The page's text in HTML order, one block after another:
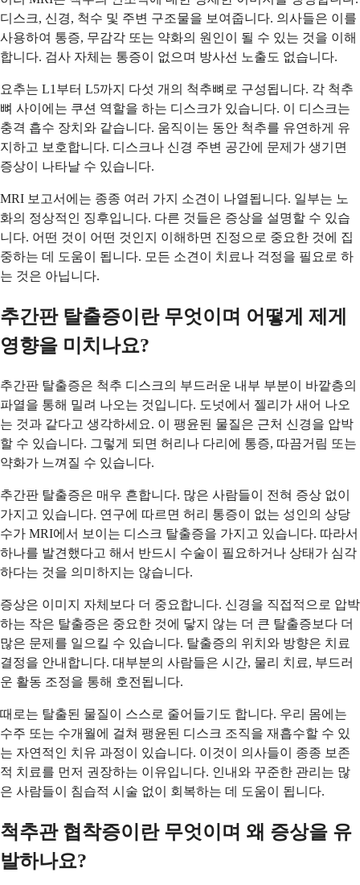
디스크, 신경, 척수 및 주변 구조물을 보여줍니다. 의사들은 이를
사용하여 통증, 무감각 또는 약화의 원인이 될 수 있는 것을 이해
합니다. 검사 자체는 통증이 없으며 방사선 노출도 없습니다.
요추는 L1부터 L5까지 다섯 개의 척추뼈로 구성됩니다. 각 척추
뼈 사이에는 쿠션 역할을 하는 디스크가 있습니다. 이 디스크는
충격 흡수 장치와 같습니다. 움직이는 동안 척추를 유연하게 유
지하고 보호합니다. 디스크나 신경 주변 공간에 문제가 생기면
증상이 나타날 수 있습니다.
MRI 보고서에는 종종 여러 가지 소견이 나열됩니다. 일부는 노
화의 정상적인 징후입니다. 다른 것들은 증상을 설명할 수 있습
니다. 어떤 것이 어떤 것인지 이해하면 진정으로 중요한 것에 집
중하는 데 도움이 됩니다. 모든 소견이 치료나 걱정을 필요로 하
는 것은 아닙니다.
추간판 탈출증이란 무엇이며 어떻게 제게
영향을 미치나요?
추간판 탈출증은 척추 디스크의 부드러운 내부 부분이 바깥층의
파열을 통해 밀려 나오는 것입니다. 도넛에서 젤리가 새어 나오
는 것과 같다고 생각하세요. 이 팽윤된 물질은 근처 신경을 압박
할 수 있습니다. 그렇게 되면 허리나 다리에 통증, 따끔거림 또는
약화가 느껴질 수 있습니다.
추간판 탈출증은 매우 흔합니다. 많은 사람들이 전혀 증상 없이
가지고 있습니다. 연구에 따르면 허리 통증이 없는 성인의 상당
수가 MRI에서 보이는 디스크 탈출증을 가지고 있습니다. 따라서
하나를 발견했다고 해서 반드시 수술이 필요하거나 상태가 심각
하다는 것을 의미하지는 않습니다.
증상은 이미지 자체보다 더 중요합니다. 신경을 직접적으로 압박
하는 작은 탈출증은 중요한 것에 닿지 않는 더 큰 탈출증보다 더
많은 문제를 일으킬 수 있습니다. 탈출증의 위치와 방향은 치료
결정을 안내합니다. 대부분의 사람들은 시간, 물리 치료, 부드러
운 활동 조정을 통해 호전됩니다.
때로는 탈출된 물질이 스스로 줄어들기도 합니다. 우리 몸에는
수주 또는 수개월에 걸쳐 팽윤된 디스크 조직을 재흡수할 수 있
는 자연적인 치유 과정이 있습니다. 이것이 의사들이 종종 보존
적 치료를 먼저 권장하는 이유입니다. 인내와 꾸준한 관리는 많
은 사람들이 침습적 시술 없이 회복하는 데 도움이 됩니다.
척추관 협착증이란 무엇이며 왜 증상을 유
발하나요?